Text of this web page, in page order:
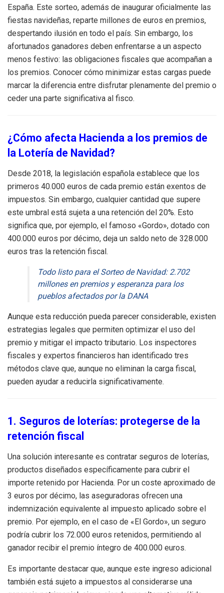
España. Este sorteo, además de inaugurar oficialmente las
fiestas navideñas, reparte millones de euros en premios,
despertando ilusión en todo el país. Sin embargo, los
afortunados ganadores deben enfrentarse a un aspecto
menos festivo: las obligaciones fiscales que acompañan a
los premios. Conocer cómo minimizar estas cargas puede
marcar la diferencia entre disfrutar plenamente del premio o
ceder una parte significativa al fisco.
¿Cómo afecta Hacienda a los premios de
la Lotería de Navidad?
Desde 2018, la legislación española establece que los
primeros 40.000 euros de cada premio están exentos de
impuestos. Sin embargo, cualquier cantidad que supere
este umbral está sujeta a una retención del 20%. Esto
significa que, por ejemplo, el famoso «Gordo», dotado con
400.000 euros por décimo, deja un saldo neto de 328.000
euros tras la retención fiscal.
Todo listo para el Sorteo de Navidad: 2.702
millones en premios y esperanza para los
pueblos afectados por la DANA
Aunque esta reducción pueda parecer considerable, existen
estrategias legales que permiten optimizar el uso del
premio y mitigar el impacto tributario. Los inspectores
fiscales y expertos financieros han identificado tres
métodos clave que, aunque no eliminan la carga fiscal,
pueden ayudar a reducirla significativamente.
1. Seguros de loterías: protegerse de la
retención fiscal
Una solución interesante es contratar seguros de loterías,
productos diseñados específicamente para cubrir el
importe retenido por Hacienda. Por un coste aproximado de
3 euros por décimo, las aseguradoras ofrecen una
indemnización equivalente al impuesto aplicado sobre el
premio. Por ejemplo, en el caso de «El Gordo», un seguro
podría cubrir los 72.000 euros retenidos, permitiendo al
ganador recibir el premio íntegro de 400.000 euros.
Es importante destacar que, aunque este ingreso adicional
también está sujeto a impuestos al considerarse una